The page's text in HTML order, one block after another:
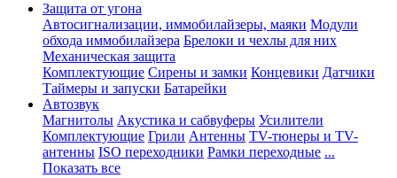
Защита от угона
Автосигнализации, иммобилайзеры, маяки Модули
обхода иммобилайзера Брелоки и чехлы для них
Механическая защита
Комплектующие Сирены и замки Концевики Датчики
Таймеры и запуски Батарейки
Автозвук
Магнитолы Акустика и сабвуферы Усилители
Комплектующие Грили Антенны TV-тюнеры и TV-
антенны ISO переходники Рамки переходные ...
Показать все